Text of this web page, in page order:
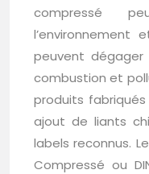
compressé
l’environnement
peuvent
combustion et
produits
ajout de liants
labels reconnus.
Compressé ou